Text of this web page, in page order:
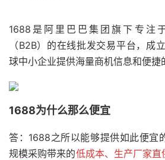
1688是阿里巴巴集团旗下专注
（B2B）的在线批发交易平台，成
球中小企业提供海量商机信息和便捷
1688为什么那么便宜
答：1688之所以能够提供如此便宜
规模采购带来的低成本、生产厂家